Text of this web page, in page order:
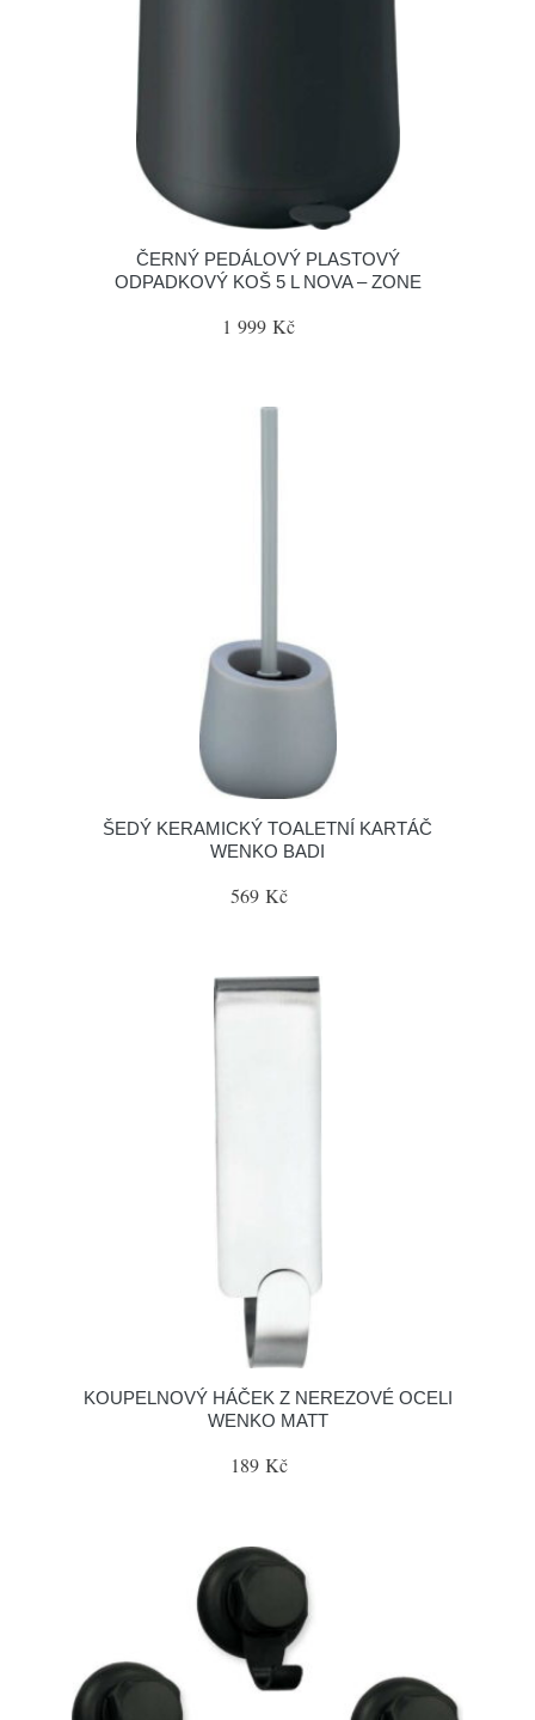
ČERNÝ PEDÁLOVÝ PLASTOVÝ
ODPADKOVÝ KOŠ 5 L NOVA – ZONE
1 999 Kč
ŠEDÝ KERAMICKÝ TOALETNÍ KARTÁČ
WENKO BADI
569 Kč
KOUPELNOVÝ HÁČEK Z NEREZOVÉ OCELI
WENKO MATT
189 Kč